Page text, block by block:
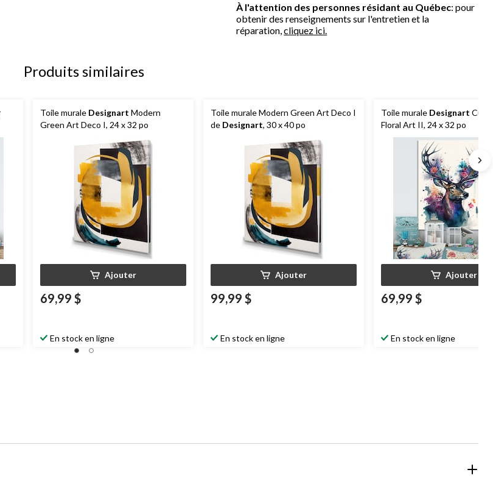
À l'attention des personnes résidant au Québec: pour
obtenir des renseignements sur l'entretien et la
réparation,cliquez ici.
Produits similaires
Toile murale Designart Modern
Green Art Deco I, 24 x 32 po
Ajouter
69,99 $
En stock en ligne
Toile murale Modern Green Art Deco I
de Designart, 30 x 40 po
Ajouter
99,99 $
En stock en ligne
Toile murale Designart Cute
Floral Art II, 24 x 32 po
Ajouter
69,99 $
En stock en ligne